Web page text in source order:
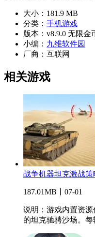
大小： 181.9 MB
分类： 手机游戏
版本： v8.9.0 无限金
小编： 九维软件园
厂商： 互联网
相关游戏
战争机器坦克激战
187.01MB丨07-01
说明：游戏内置资
的坦克驰骋沙场。